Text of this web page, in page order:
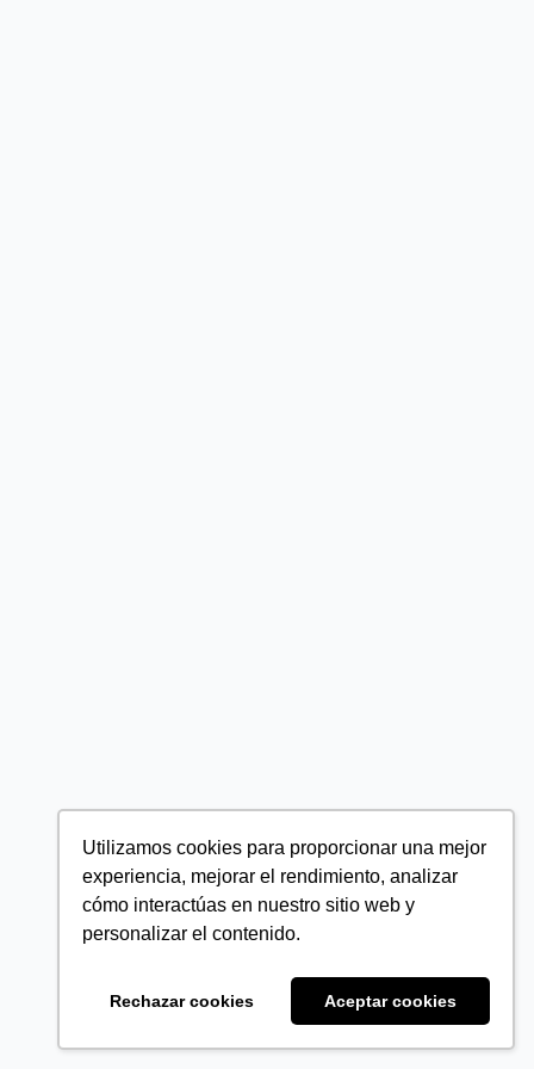
Utilizamos cookies para proporcionar una mejor
experiencia, mejorar el rendimiento, analizar
cómo interactúas en nuestro sitio web y
personalizar el contenido.
Rechazar cookies Aceptar cookies